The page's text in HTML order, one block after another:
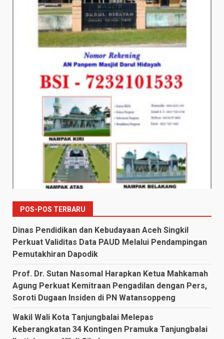
POS-POS TERBARU
Dinas Pendidikan dan Kebudayaan Aceh Singkil
Perkuat Validitas Data PAUD Melalui Pendampingan
Pemutakhiran Dapodik
Prof. Dr. Sutan Nasomal Harapkan Ketua Mahkamah
Agung Perkuat Kemitraan Pengadilan dengan Pers,
Soroti Dugaan Insiden di PN Watansoppeng
Wakil Wali Kota Tanjungbalai Melepas
Keberangkatan 34 Kontingen Pramuka Tanjungbalai